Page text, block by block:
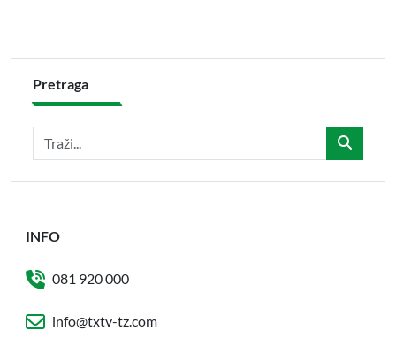
Pretraga
INFO
081 920 000
info@txtv-tz.com